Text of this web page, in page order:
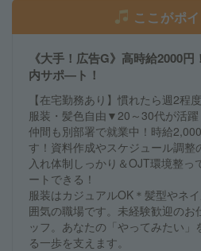
ここがポ
《大手！広告G》高時給2000
内サポ―ト！
【在宅勤務あり】慣れたら週2
服装・髪色自由▼20～30代が活
仲間も別部署で就業中！時給
す！資料作成やスケジュール調整
入れ体制しっかり＆OJT環境整っ
ートできる！
服装はカジュアルOK＊髪型やネ
囲気の職場です。未経験歓迎のお
ッフ。あなたの「やってみたい
る一歩を支えます。